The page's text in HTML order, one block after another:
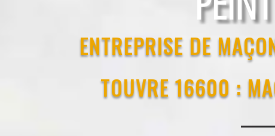
ENTREPRISE DE
TOUVRE 16600 :